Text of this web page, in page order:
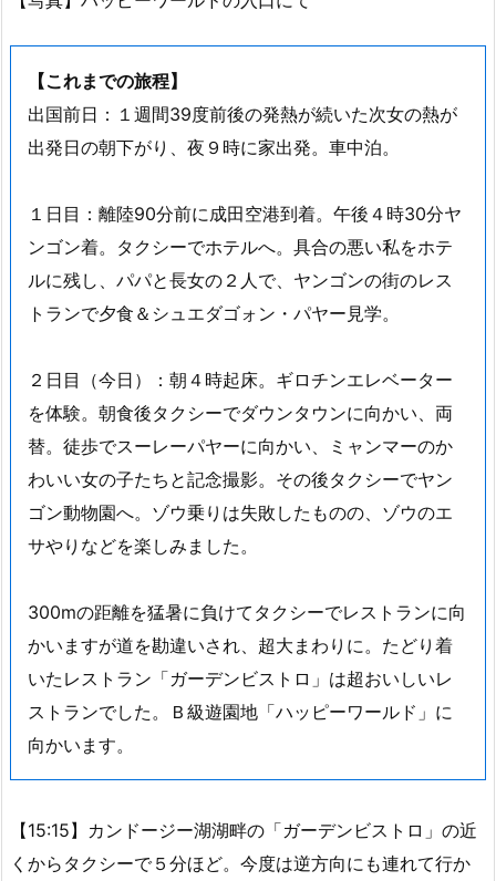
【これまでの旅程】
出国前日：１週間39度前後の発熱が続いた次女の熱が
出発日の朝下がり、夜９時に家出発。車中泊。
１日目：離陸90分前に成田空港到着。午後４時30分ヤ
ンゴン着。タクシーでホテルへ。具合の悪い私をホテ
ルに残し、パパと長女の２人で、ヤンゴンの街のレス
トランで夕食＆シュエダゴォン・パヤー見学。
２日目（今日）：朝４時起床。ギロチンエレベーター
を体験。朝食後タクシーでダウンタウンに向かい、両
替。徒歩でスーレーパヤーに向かい、ミャンマーのか
わいい女の子たちと記念撮影。その後タクシーでヤン
ゴン動物園へ。ゾウ乗りは失敗したものの、ゾウのエ
サやりなどを楽しみました。
300mの距離を猛暑に負けてタクシーでレストランに向
かいますが道を勘違いされ、超大まわりに。たどり着
いたレストラン「ガーデンビストロ」は超おいしいレ
ストランでした。Ｂ級遊園地「ハッピーワールド」に
向かいます。
【15:15】カンドージー湖湖畔の「ガーデンビストロ」の近
くからタクシーで５分ほど。今度は逆方向にも連れて行か